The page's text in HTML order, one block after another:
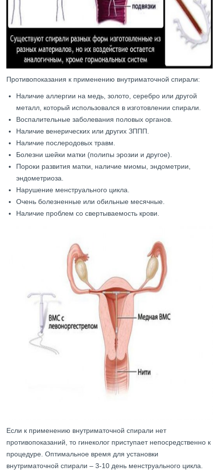
Противопоказания к применению внутриматочной спирали:
Наличие аллергии на медь, золото, серебро или другой
металл, который использовался в изготовлении спирали.
Воспалительные заболевания половых органов.
Наличие венерических или других ЗППП.
Наличие послеродовых травм.
Болезни шейки матки (полипы эрозии и другое).
Пороки развития матки, наличие миомы, эндометрии,
эндометриоза.
Нарушение менструального цикла.
Очень болезненные или обильные месячные.
Наличие проблем со свертываемость крови.
Если к применению внутриматочной спирали нет
противопоказаний, то гинеколог приступает непосредственно к
процедуре. Оптимальное время для установки
внутриматочной спирали – 3-10 день менструального цикла.